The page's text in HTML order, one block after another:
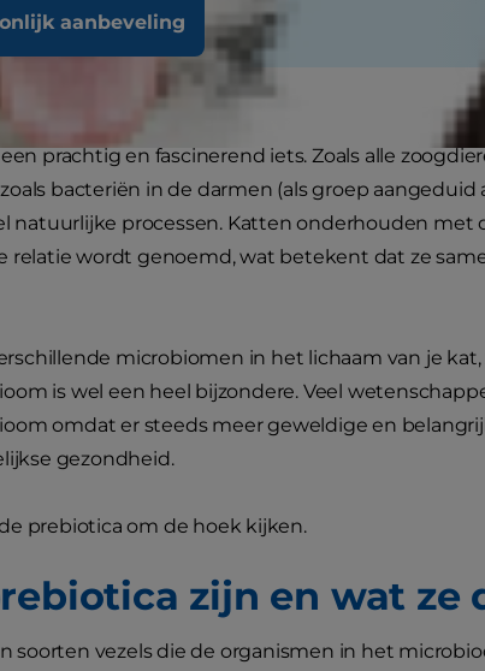
aanbeveling
prachtig en fascinerend iets. Zoals alle
bacteriën in de darmen (als groep
natuurlijke processen. Katten onderhouden met
relatie wordt genoemd, wat betekent dat ze
microbiomen in het lichaam van je
is wel een heel bijzondere. Veel
omdat er steeds meer geweldige en
gezondheid.
prebiotica om de hoek kijken.
zijn en wat ze
soorten vezels die de organismen in het